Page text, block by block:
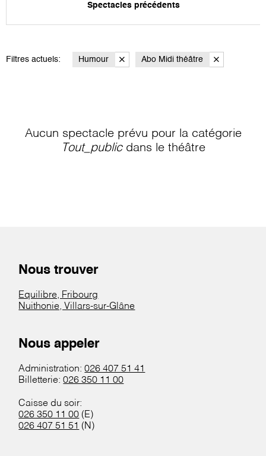
Spectacles précédents
Filtres actuels: Humour Abo Midi théâtre
Aucun spectacle prévu pour la catégorie
Tout_publicdans le théâtre
Nous trouver
Equilibre, Fribourg
Nuithonie, Villars-sur-Glâne
Nous appeler
Administration:026 407 51 41
Billetterie:026 350 11 00
Caisse du soir:
026 350 11 00 (E)
026 407 51 51 (N)